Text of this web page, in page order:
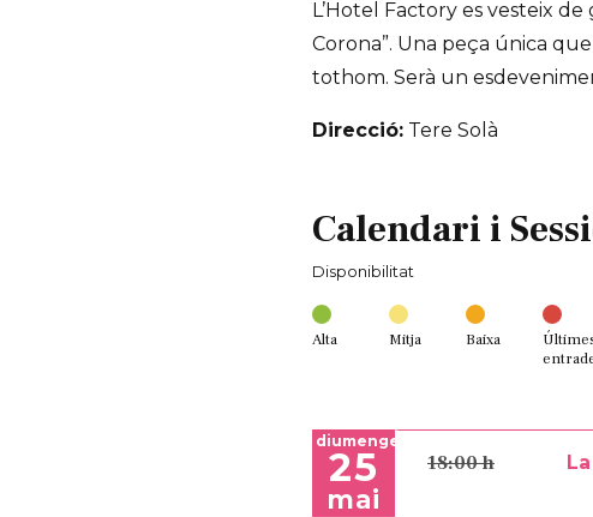
L’Hotel Factory es vesteix
Corona”. Una peça única
tothom. Serà un
Direcció: Tere Solà
Calendari i
Disponibilitat
Alta Mitja Baixa
diumenge
25
mai
18:00 h